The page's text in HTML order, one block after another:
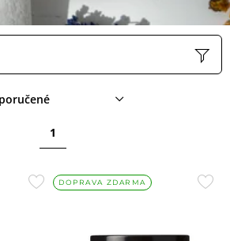
1
PřidatDOPRAVA ZDARMA